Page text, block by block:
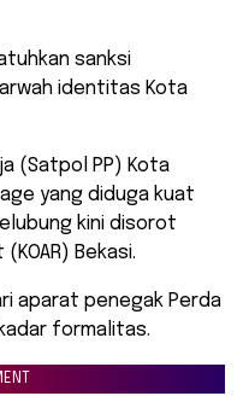
sanksi
identitas Kota
(Satpol PP) Kota
yang diduga kuat
kini disorot
Bekasi.
aparat penegak Perda
formalitas.